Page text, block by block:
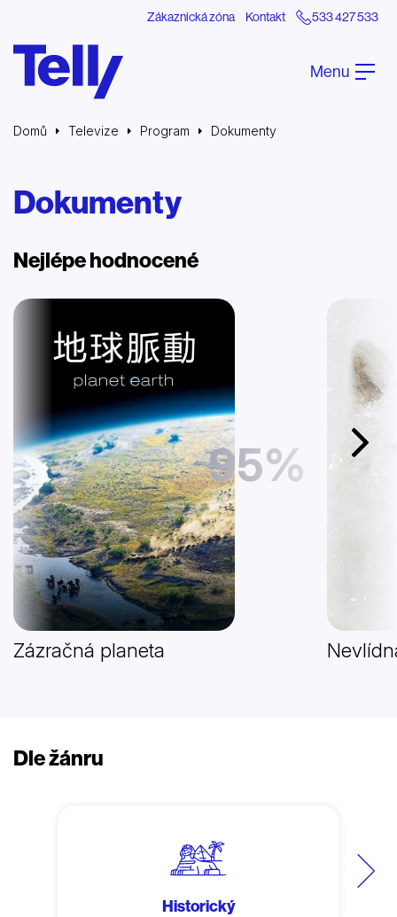
Zákaznická zóna Kontakt 533 427 533
Menu
Domů Televize Program Dokumenty
Dokumenty
Nejlépe hodnocené
Další
95%
Zázračná planeta
Dle žánru
Další
Historický